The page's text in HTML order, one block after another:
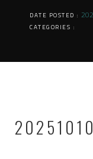
DATE POSTED :
CATEGORIES :